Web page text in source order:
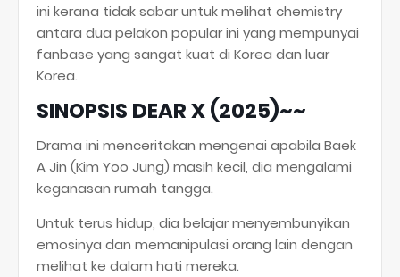
ini kerana tidak sabar untuk melihat chemistry
antara dua pelakon popular ini yang mempunyai
fanbase yang sangat kuat di Korea dan luar
Korea.
SINOPSIS DEAR X (2025)~~
Drama ini menceritakan mengenai apabila Baek
A Jin (Kim Yoo Jung) masih kecil, dia mengalami
keganasan rumah tangga.
Untuk terus hidup, dia belajar menyembunyikan
emosinya dan memanipulasi orang lain dengan
melihat ke dalam hati mereka.